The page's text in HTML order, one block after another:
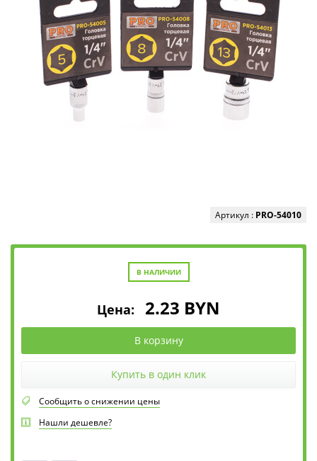
Артикул : PRO-54010
В НАЛИЧИИ
Цена: 2.23 BYN
В корзину
Купить в один клик
Сообщить о снижении цены
Нашли дешевле?